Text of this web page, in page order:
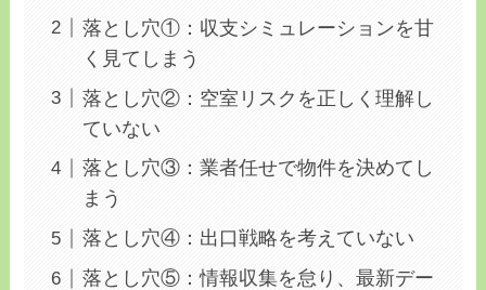
落とし穴①：収支シミュレーションを甘
く見てしまう
落とし穴②：空室リスクを正しく理解し
ていない
落とし穴③：業者任せで物件を決めてし
まう
落とし穴④：出口戦略を考えていない
落とし穴⑤：情報収集を怠り、最新デー